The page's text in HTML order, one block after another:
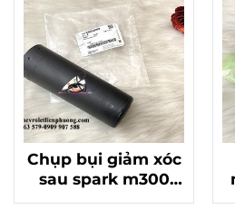
Chụp bụi giảm xóc
sau spark m300
chính hãng gm mã